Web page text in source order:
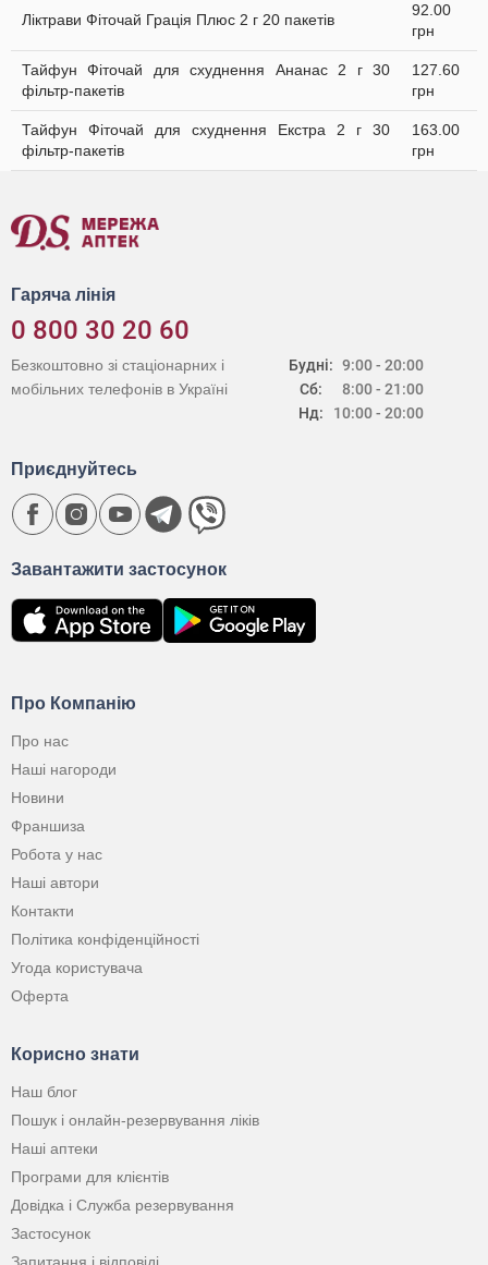
Ліктрави Фіточай Грація Плюс 2 г 20 пакетів
92.00
грн
Тайфун Фіточай для схуднення Ананас 2 г 30
фільтр-пакетів
127.60
грн
Тайфун Фіточай для схуднення Екстра 2 г 30
фільтр-пакетів
163.00
грн
Гаряча лінія
0 800 30 20 60
Будні:
Сб:
Нд:
9:00 - 20:00
8:00 - 21:00
10:00 - 20:00
Безкоштовно зі стаціонарних і
мобільних телефонів в Україні
Про Компанію
Про нас
Наші нагороди
Новини
Франшиза
Робота у нас
Наші автори
Контакти
Політика конфіденційності
Угода користувача
Оферта
Корисно знати
Наш блог
Пошук і онлайн-резервування ліків
Наші аптеки
Програми для клієнтів
Довідка і Служба резервування
Застосунок
Завантажити застосунок
Приєднуйтесь